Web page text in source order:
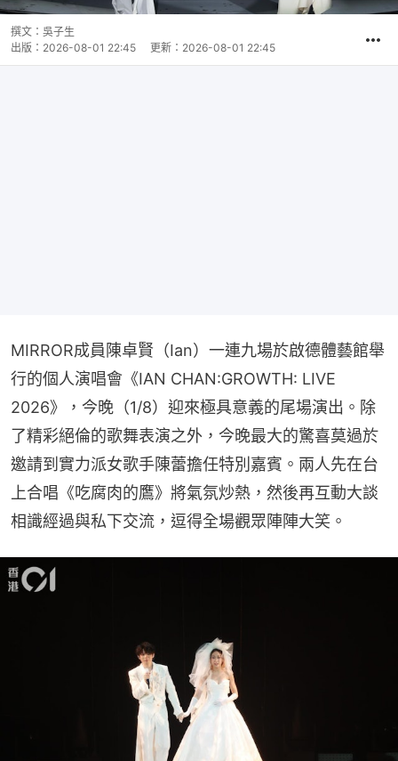
撰文： 吳子生
出版： 2026-08-01 22:45 更新： 2026-08-01 22:45
MIRROR成員陳卓賢（Ian）一連九場於啟德體藝館舉
行的個人演唱會《IAN CHAN:GROWTH: LIVE
2026》，今晚（1/8）迎來極具意義的尾場演出。除
了精彩絕倫的歌舞表演之外，今晚最大的驚喜莫過於
邀請到實力派女歌手陳蕾擔任特別嘉賓。兩人先在台
上合唱《吃腐肉的鷹》將氣氛炒熱，然後再互動大談
相識經過與私下交流，逗得全場觀眾陣陣大笑。